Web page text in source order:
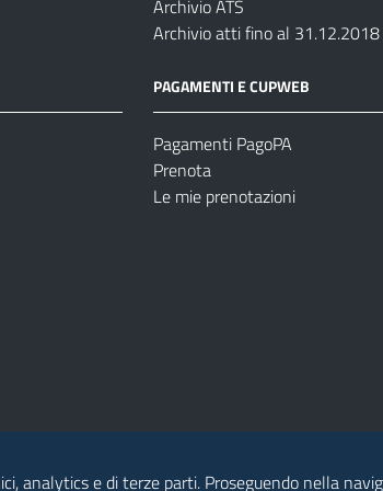
Archivio ATS
Archivio atti fino al 31.12.2018
PAGAMENTI E CUPWEB
Pagamenti PagoPA
Prenota
Le mie prenotazioni
analytics e di terze parti. Proseguendo nella